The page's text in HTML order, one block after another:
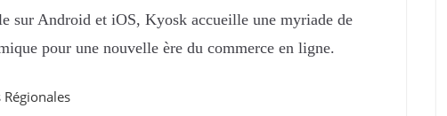
sur Android et iOS, Kyosk accueille une myriade de
pour une nouvelle ère du commerce en ligne.